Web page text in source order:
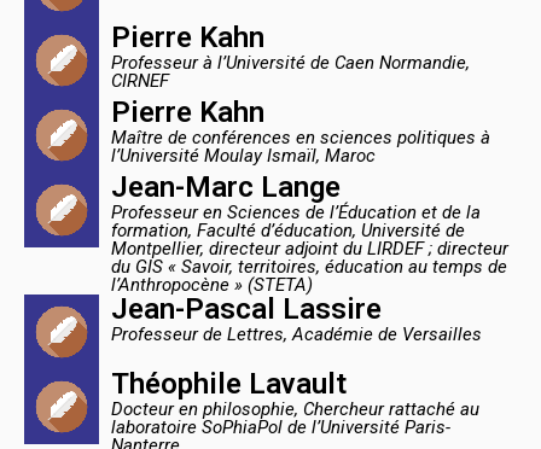
Pierre Kahn
Professeur à l’Université de Caen Normandie,
CIRNEF
Pierre Kahn
Maître de conférences en sciences politiques à
l’Université Moulay Ismaïl, Maroc
Jean-Marc Lange
Professeur en Sciences de l’Éducation et de la
formation, Faculté d’éducation, Université de
Montpellier, directeur adjoint du LIRDEF ; directeur
du GIS « Savoir, territoires, éducation au temps de
l’Anthropocène » (STETA)
Jean-Pascal Lassire
Professeur de Lettres, Académie de Versailles
Théophile Lavault
Docteur en philosophie, Chercheur rattaché au
laboratoire SoPhiaPol de l’Université Paris-